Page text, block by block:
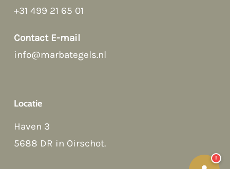
+31 499 21 65 01
Contact E-mail
info@marbategels.nl
Locatie
Haven 3
5688 DR in Oirschot.
Contact Form
!